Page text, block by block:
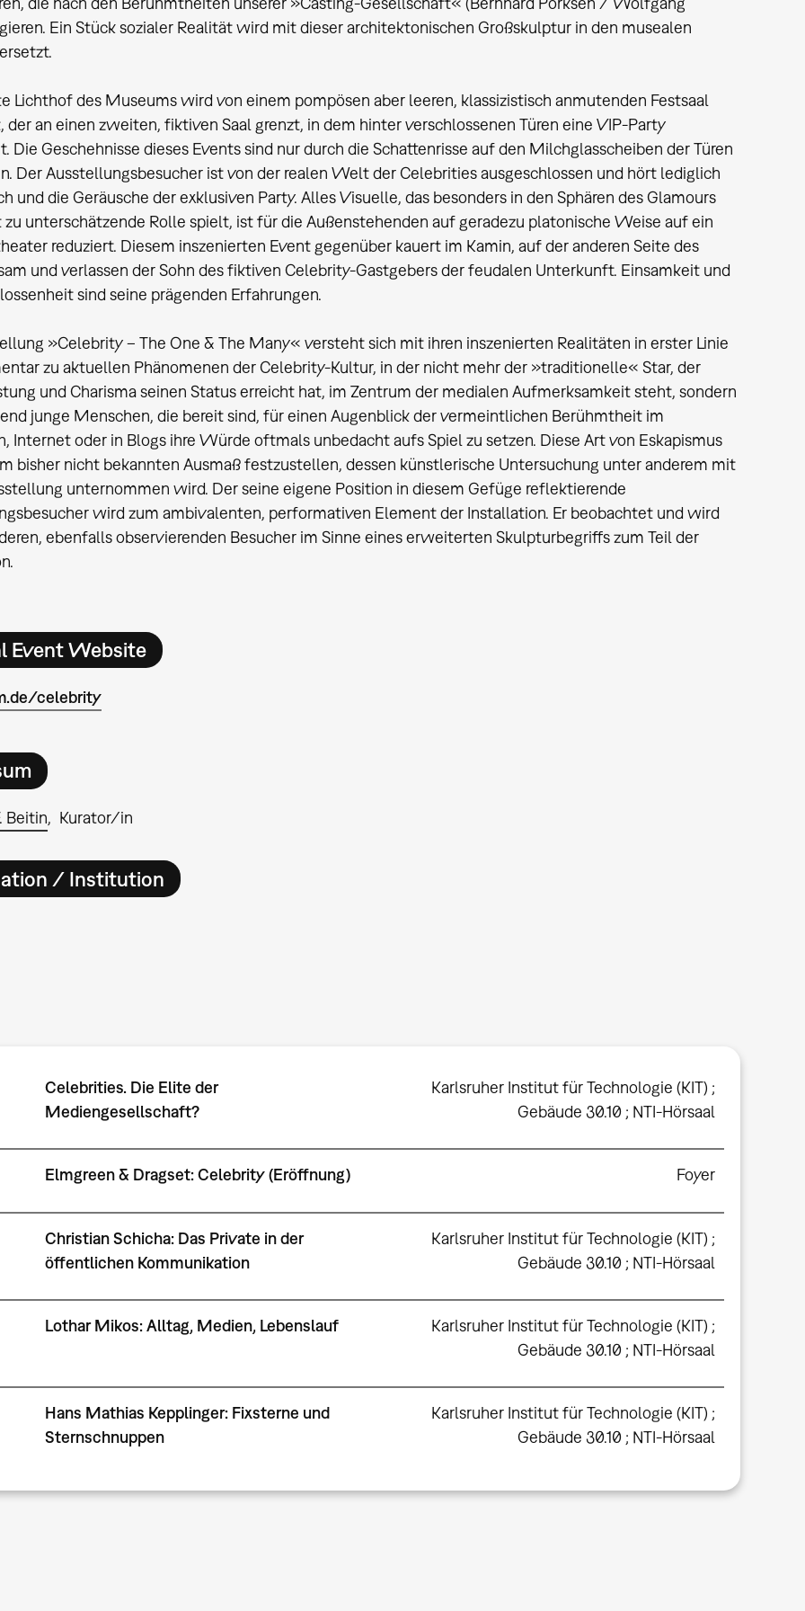
Ein Stück sozialer Realität wird mit dieser architektonischen Großskulptur in den musealen
Lichthof des Museums wird von einem pompösen aber leeren, klassizistisch anmutenden Festsaal
der an einen zweiten, fiktiven Saal grenzt, in dem hinter verschlossenen Türen eine VIP-Party
Die Geschehnisse dieses Events sind nur durch die Schattenrisse auf den Milchglasscheiben der Türen
Der Ausstellungsbesucher ist von der realen Welt der Celebrities ausgeschlossen und hört lediglich
und die Geräusche der exklusiven Party. Alles Visuelle, das besonders in den Sphären des Glamours
zu unterschätzende Rolle spielt, ist für die Außenstehenden auf geradezu platonische Weise auf ein
reduziert. Diesem inszenierten Event gegenüber kauert im Kamin, auf der anderen Seite des
und verlassen der Sohn des fiktiven Celebrity-Gastgebers der feudalen Unterkunft. Einsamkeit und
sind seine prägenden Erfahrungen.
»Celebrity – The One & The Many« versteht sich mit ihren inszenierten Realitäten in erster Linie
zu aktuellen Phänomenen der Celebrity-Kultur, in der nicht mehr der »traditionelle« Star, der
und Charisma seinen Status erreicht hat, im Zentrum der medialen Aufmerksamkeit steht, sondern
junge Menschen, die bereit sind, für einen Augenblick der vermeintlichen Berühmtheit im
Internet oder in Blogs ihre Würde oftmals unbedacht aufs Spiel zu setzen. Diese Art von Eskapismus
bisher nicht bekannten Ausmaß festzustellen, dessen künstlerische Untersuchung unter anderem mit
unternommen wird. Der seine eigene Position in diesem Gefüge reflektierende
wird zum ambivalenten, performativen Element der Installation. Er beobachtet und wird
ebenfalls observierenden Besucher im Sinne eines erweiterten Skulpturbegriffs zum Teil der
Event Website
celebrity
Beitin Kurator/in
/ Institution
Celebrities. Die Elite der
Mediengesellschaft?
Karlsruher Institut für Technologie (KIT) ;
Gebäude 30.10 ; NTI-Hörsaal
Elmgreen & Dragset: Celebrity (Eröffnung) Foyer
Christian Schicha: Das Private in der
öffentlichen Kommunikation
Karlsruher Institut für Technologie (KIT) ;
Gebäude 30.10 ; NTI-Hörsaal
Lothar Mikos: Alltag, Medien, Lebenslauf
Karlsruher Institut für Technologie (KIT) ;
Gebäude 30.10 ; NTI-Hörsaal
Hans Mathias Kepplinger: Fixsterne und
Sternschnuppen
Karlsruher Institut für Technologie (KIT) ;
Gebäude 30.10 ; NTI-Hörsaal